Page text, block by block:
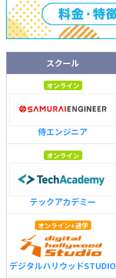
スクール
オンライン
侍エンジニア
オンライン
テックアカデミー
オンライン+通学
デジタルハリウッドSTUDIO